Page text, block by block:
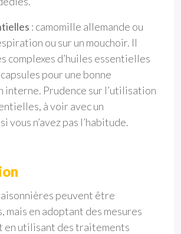
: camomille allemande ou
ou sur un mouchoir. Il
complexes d’huiles essentielles
pour une bonne
interne. Prudence sur l’utilisation
à voir avec un
vous n’avez pas l’habitude.
peuvent être
mais en adoptant des mesures
en utilisant des traitements